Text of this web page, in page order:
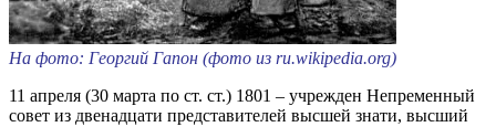
На фото: Георгий Гапон (фото из ru.wikipedia.org)
11 апреля (30 марта по ст. ст.) 1801 – учрежден Непременный
совет из двенадцати представителей высшей знати, высший